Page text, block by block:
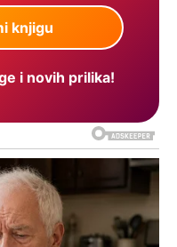
i novih prilika!